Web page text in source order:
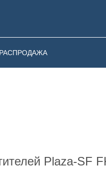
РАСПРОДАЖА
Plaza-SF